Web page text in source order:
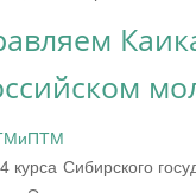
курса Сибирского